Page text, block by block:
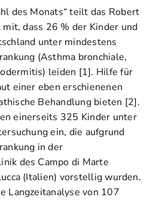
des Monats“ teilt das Robert
dass 26 % der Kinder und
unter mindestens
(Asthma bronchiale,
leiden [1]. Hilfe für
einer eben erschienenen
Behandlung bieten [2].
einerseits 325 Kinder unter
ein, die aufgrund
in der
des Campo di Marte
(Italien) vorstellig wurden.
Langzeitanalyse von 107